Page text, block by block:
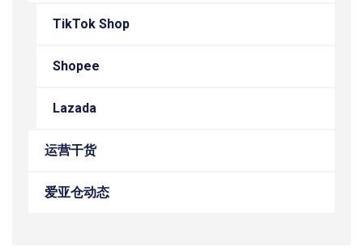
TikTok Shop
Shopee
Lazada
运营干货
爱亚仓动态